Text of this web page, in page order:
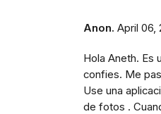
Anon. April 06,
Hola Aneth. Es
confies. Me
Use una
de fotos .